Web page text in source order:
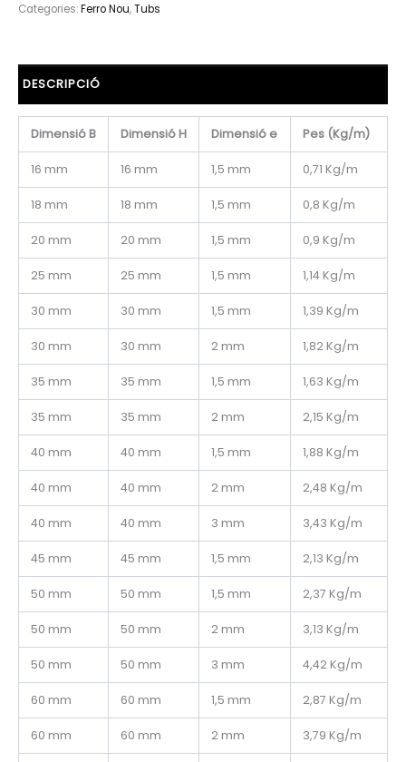
Categories:Ferro Nou,Tubs
DESCRIPCIÓ
Dimensió B Dimensió H Dimensió e Pes (Kg/m)
16 mm 16 mm 1,5 mm 0,71 Kg/m
18 mm 18 mm 1,5 mm 0,8 Kg/m
20 mm 20 mm 1,5 mm 0,9 Kg/m
25 mm 25 mm 1,5 mm 1,14 Kg/m
30 mm 30 mm 1,5 mm 1,39 Kg/m
30 mm 30 mm 2 mm 1,82 Kg/m
35 mm 35 mm 1,5 mm 1,63 Kg/m
35 mm 35 mm 2 mm 2,15 Kg/m
40 mm 40 mm 1,5 mm 1,88 Kg/m
40 mm 40 mm 2 mm 2,48 Kg/m
40 mm 40 mm 3 mm 3,43 Kg/m
45 mm 45 mm 1,5 mm 2,13 Kg/m
50 mm 50 mm 1,5 mm 2,37 Kg/m
50 mm 50 mm 2 mm 3,13 Kg/m
50 mm 50 mm 3 mm 4,42 Kg/m
60 mm 60 mm 1,5 mm 2,87 Kg/m
60 mm 60 mm 2 mm 3,79 Kg/m